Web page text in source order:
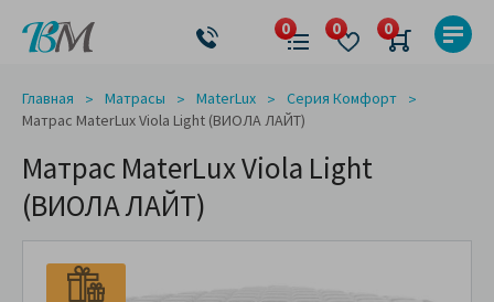
Главная Матрасы MaterLux
Серия Комфорт
Матрас MaterLux Viola Light (ВИОЛА ЛАЙТ)
Матрас MaterLux Viola Light
(ВИОЛА ЛАЙТ)